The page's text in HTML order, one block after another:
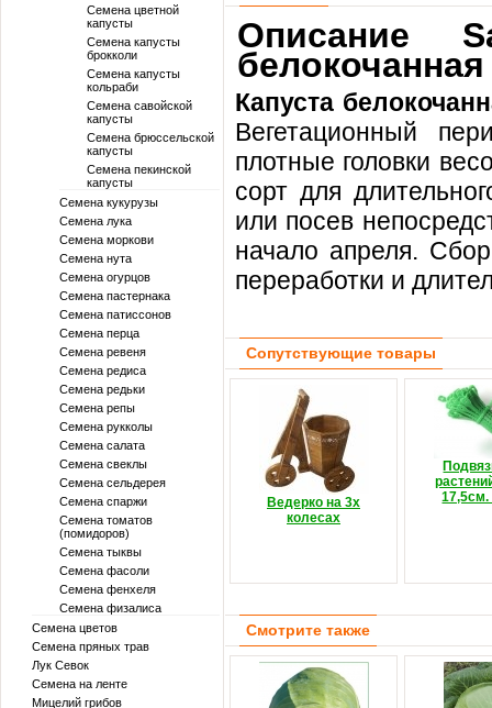
Семена цветной
капусты
Семена капусты
брокколи
Семена капусты
кольраби
Семена савойской
капусты
Семена брюссельской
капусты
Семена пекинской
капусты
Семена кукурузы
Семена лука
Семена моркови
Семена нута
Семена огурцов
Семена пастернака
Семена патиссонов
Семена перца
Семена ревеня
Семена редиса
Семена редьки
Семена репы
Семена рукколы
Семена салата
Семена свеклы
Семена сельдерея
Семена спаржи
Семена томатов
(помидоров)
Семена тыквы
Семена фасоли
Семена фенхеля
Семена физалиса
Семена цветов
Семена пряных трав
Лук Севок
Семена на ленте
Мицелий грибов
Описание
Капуста
Вегетационный
плотные головки
сорт для
или посев
начало апреля.
переработки и
Сопутствующие товары
Ведерко на 3х
колесах
17,5см.
Смотрите также